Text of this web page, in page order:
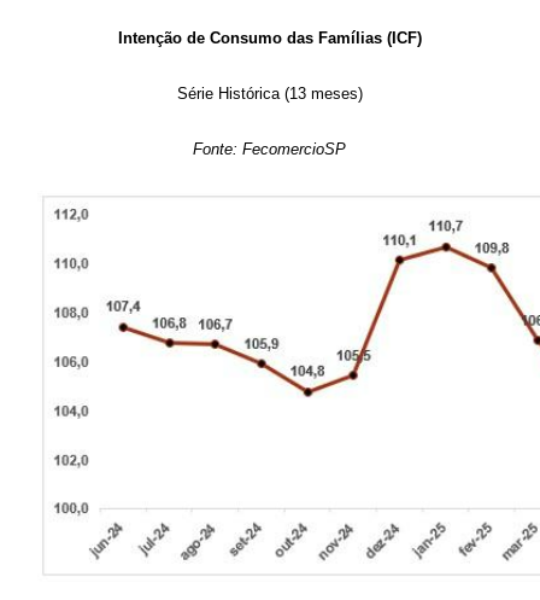
Intenção de Consumo das Famílias (ICF)
Série Histórica (13 meses)
Fonte: FecomercioSP